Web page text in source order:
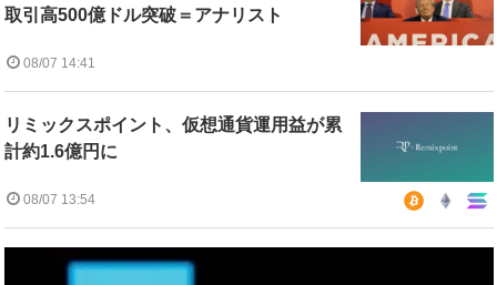
取引高500億ドル突破＝アナリスト
08/07 14:41
リミックスポイント、仮想通貨運用益が累
計約1.6億円に
08/07 13:54